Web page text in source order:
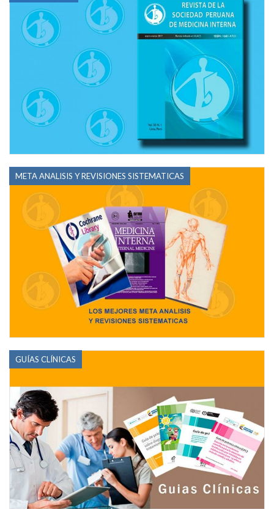
META ANALISIS Y REVISIONES SISTEMATICAS
GUÍAS CLÍNICAS